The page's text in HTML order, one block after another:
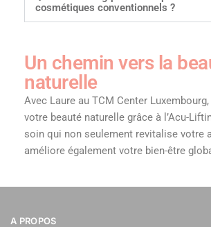
cosmétiques conventionnels ?
Un chemin vers la
naturelle
Avec Laure au TCM Center
votre beauté naturelle grâce à l’Acu-
soin qui non seulement revitalise votre
améliore également votre bien-être
A PROPOS